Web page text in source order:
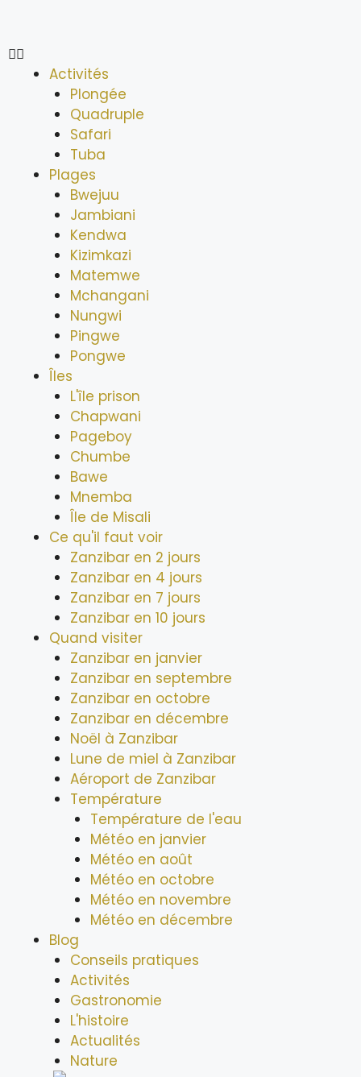
Activités
Plongée
Quadruple
Safari
Tuba
Plages
Bwejuu
Jambiani
Kendwa
Kizimkazi
Matemwe
Mchangani
Nungwi
Pingwe
Pongwe
Îles
L'île prison
Chapwani
Pageboy
Chumbe
Bawe
Mnemba
Île de Misali
Ce qu'il faut voir
Zanzibar en 2 jours
Zanzibar en 4 jours
Zanzibar en 7 jours
Zanzibar en 10 jours
Quand visiter
Zanzibar en janvier
Zanzibar en septembre
Zanzibar en octobre
Zanzibar en décembre
Noël à Zanzibar
Lune de miel à Zanzibar
Aéroport de Zanzibar
Température
Température de l'eau
Météo en janvier
Météo en août
Météo en octobre
Météo en novembre
Météo en décembre
Blog
Conseils pratiques
Activités
Gastronomie
L'histoire
Actualités
Nature